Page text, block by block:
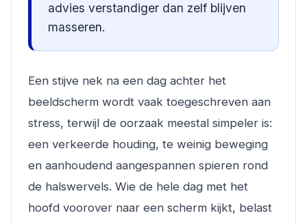
advies verstandiger dan zelf blijven
masseren.
Een stijve nek na een dag achter het
beeldscherm wordt vaak toegeschreven aan
stress, terwijl de oorzaak meestal simpeler is:
een verkeerde houding, te weinig beweging
en aanhoudend aangespannen spieren rond
de halswervels. Wie de hele dag met het
hoofd voorover naar een scherm kijkt, belast